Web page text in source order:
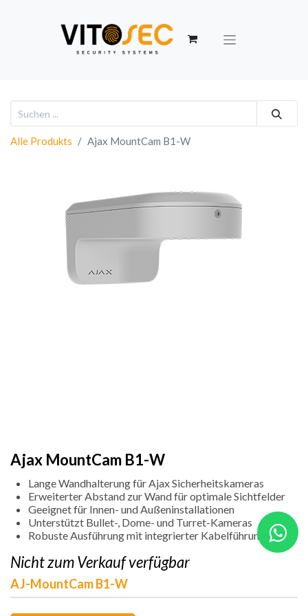
Alle Produkts Ajax MountCam B1-W
Ajax MountCam B1-W
Lange Wandhalterung für Ajax Sicherheitskameras
Erweiterter Abstand zur Wand für optimale Sichtfelder
Geeignet für Innen- und Außeninstallationen
Unterstützt Bullet-, Dome- und Turret-Kameras
Robuste Ausführung mit integrierter Kabelführung
Nicht zum Verkauf verfügbar
AJ-MountCam B1-W